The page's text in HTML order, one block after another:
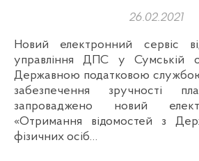
26.02.2021
Новий електронний сервіс від ДПС Головне
управління ДПС у Сумській
Державною податковою
забезпечення зручності
запроваджено новий
«Отримання відомостей з
фізичних осіб…